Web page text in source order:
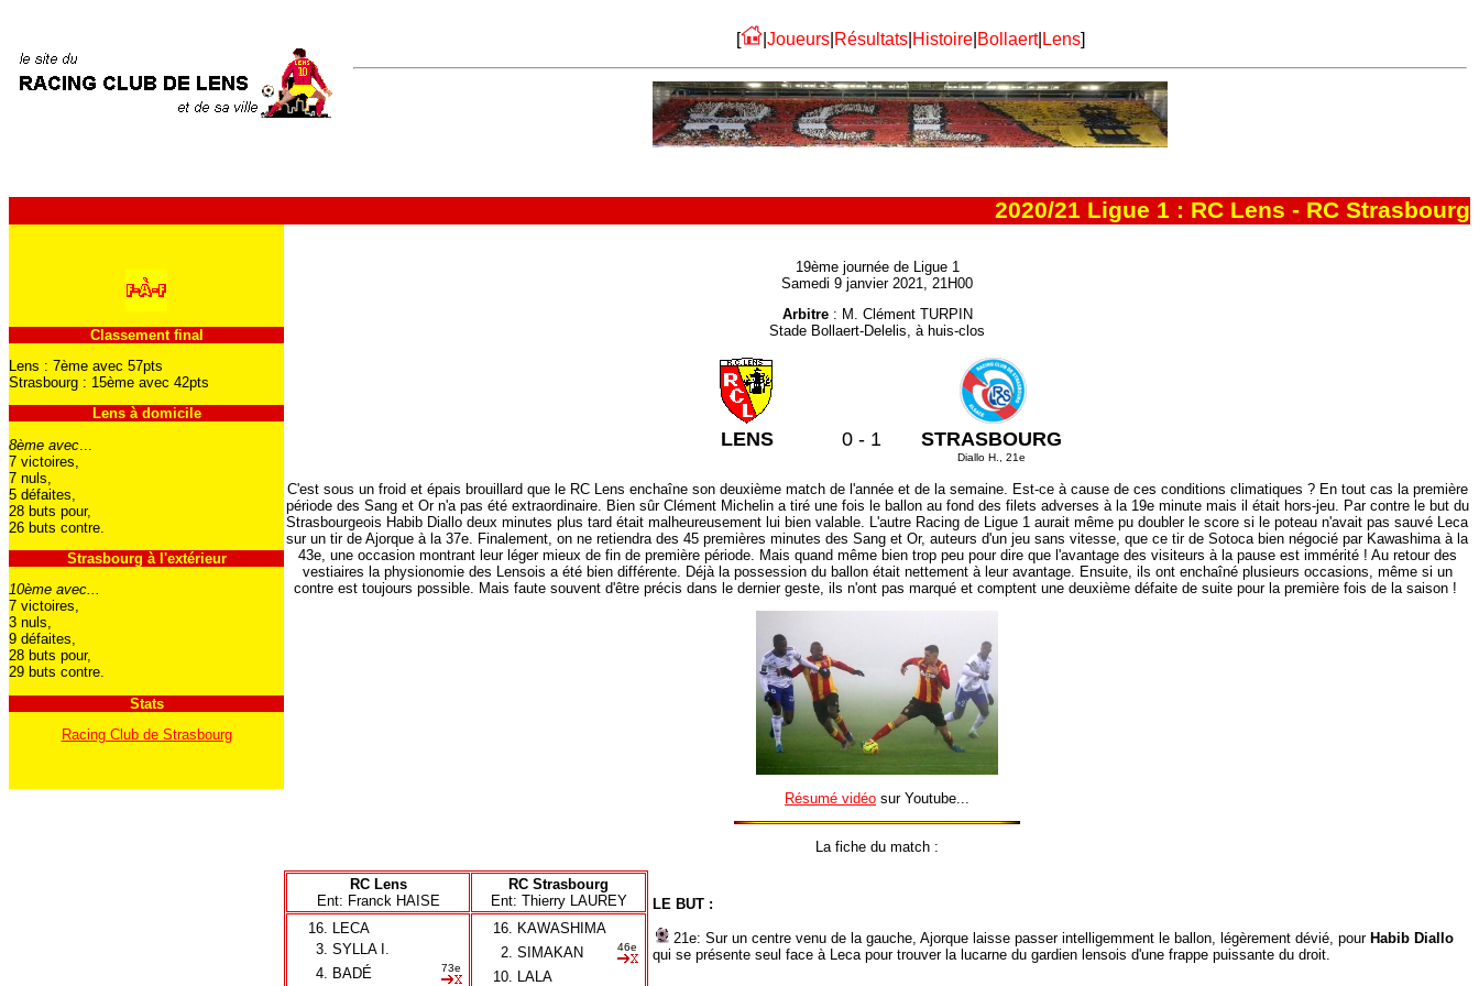
[ | Joueurs| Résultats| Histoire| Bollaert| Lens]
2020/21 Ligue 1 : RC Lens - RC Strasbourg
Classement final
Lens : 7ème avec 57pts
Strasbourg : 15ème avec 42pts
Lens à domicile
8ème avec
7 victoires,
7 nuls,
5 défaites,
28 buts pour,
26 buts contre.
Strasbourg à l'extérieur
10ème avec...
7 victoires,
3 nuls,
9 défaites,
28 buts pour,
29 buts contre.
Stats
Racing Club de Strasbourg
19ème journée de Ligue 1
Samedi 9 janvier 2021, 21H00
Arbitre: M. Clément TURPIN
Stade Bollaert-Delelis, à huis-clos
LENS 0 - 1 STRASBOURG
Diallo H., 21e
C'est sous un froid et épais brouillard que le RC Lens enchaîne son deuxième match de l'année et de la semaine. Est-ce à cause de ces conditions climatiques ? En tout cas la première
période des Sang et Or n'a pas été extraordinaire. Bien sûr Clément Michelin a tiré une fois le ballon au fond des filets adverses à la 19e minute mais il était hors-jeu. Par contre le but du
Strasbourgeois Habib Diallo deux minutes plus tard était malheureusement lui bien valable. L'autre Racing de Ligue 1 aurait même pu doubler le score si le poteau n'avait pas sauvé Leca
sur un tir de Ajorque à la 37e. Finalement, on ne retiendra des 45 premières minutes des Sang et Or, auteurs d'un jeu sans vitesse, que ce tir de Sotoca bien négocié par Kawashima à la
43e, une occasion montrant leur léger mieux de fin de première période. Mais quand même bien trop peu pour dire que l'avantage des visiteurs à la pause est immérité ! Au retour des
vestiaires la physionomie des Lensois a été bien différente. Déjà la possession du ballon était nettement à leur avantage. Ensuite, ils ont enchaîné plusieurs occasions, même si un
contre est toujours possible. Mais faute souvent d'être précis dans le dernier geste, ils n'ont pas marqué et comptent une deuxième défaite de suite pour la première fois de la saison !
Résumé vidéo sur Youtube...
La fiche du match :
RC Lens
Ent: Franck HAISE
RC Strasbourg
Ent: Thierry LAUREY
16. LECA
3. SYLLA I.
4. BADÉ 73e
16. KAWASHIMA
2. SIMAKAN 46e
10. LALA
LE BUT :
21e: Sur un centre venu de la gauche, Ajorque laisse passer intelligemment le ballon, légèrement dévié, pour Habib Diallo
qui se présente seul face à Leca pour trouver la lucarne du gardien lensois d'une frappe puissante du droit.